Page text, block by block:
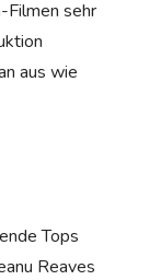
Filmen sehr
aus wie
Tops
Reaves